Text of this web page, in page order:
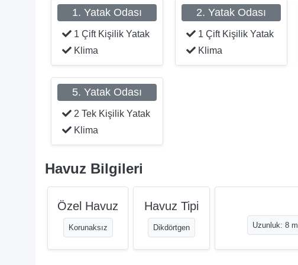
1. Yatak Odası
1 Çift Kişilik Yatak
Klima
2. Yatak Odası
1 Çift Kişilik Yatak
Klima
5. Yatak Odası
2 Tek Kişilik Yatak
Klima
Havuz Bilgileri
Özel Havuz
Korunaksız
Havuz Tipi
Dikdörtgen Uzunluk: 8 m